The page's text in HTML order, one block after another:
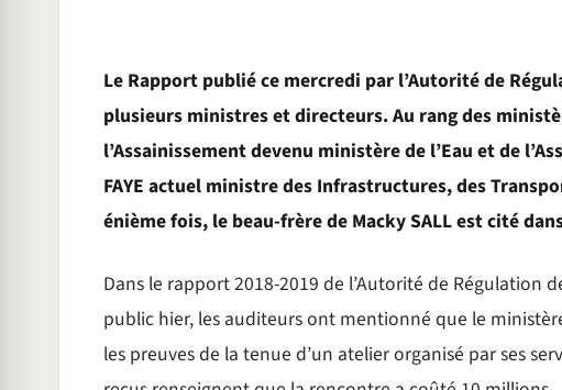
Le Rapport publié ce mercredi par l’Autorité de
plusieurs ministres et directeurs. Au rang des
l’Assainissement devenu ministère de l’Eau et de
FAYE actuel ministre des Infrastructures, des
énième fois, le beau-frère de Macky SALL est cité
Dans le rapport 2018-2019 de l’Autorité de Régulation
public hier, les auditeurs ont mentionné que le
les preuves de la tenue d’un atelier organisé par ses